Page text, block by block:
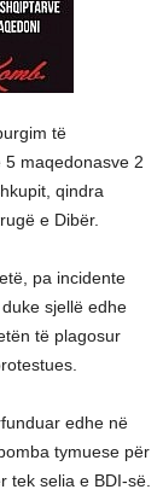
të
maqedonasve 2
qindra
e Dibër.
pa incidente
sjellë edhe
të plagosur
edhe në
tymuese për
tek selia e BDI-së.